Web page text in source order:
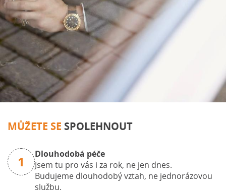
MŮŽETE SE SPOLEHNOUT
1
Dlouhodobá péče
Jsem tu pro vás i za rok, ne jen dnes.
Budujeme dlouhodobý vztah, ne jednorázovou
službu.